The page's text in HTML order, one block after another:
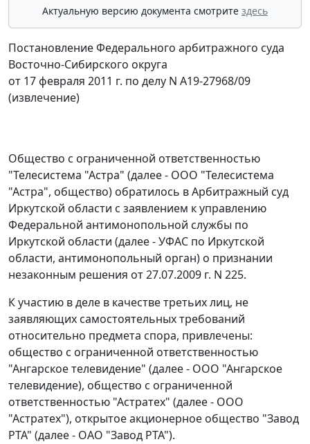
Актуальную версию документа смотрите здесь
Постановление Федерального арбитражного суда
Восточно-Сибирского округа
от 17 февраля 2011 г. по делу N А19-27968/09
(извлечение)
Общество с ограниченной ответственностью
"Телесистема "Астра" (далее - ООО "Телесистема
"Астра", общество) обратилось в Арбитражный суд
Иркутской области с заявлением к управлению
Федеральной антимонопольной службы по
Иркутской области (далее - УФАС по Иркутской
области, антимонопольный орган) о признании
незаконным решения от 27.07.2009 г. N 225.
К участию в деле в качестве третьих лиц, не
заявляющих самостоятельных требований
относительно предмета спора, привлечены:
общество с ограниченной ответственностью
"Ангарское телевидение" (далее - ООО "Ангарское
телевидение), общество с ограниченной
ответственностью "Астратех" (далее - ООО
"Астратех"), открытое акционерное общество "Завод
РТА" (далее - ОАО "Завод РТА").